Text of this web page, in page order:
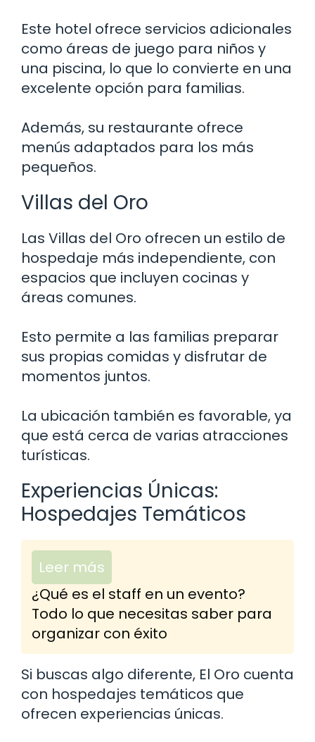
Este hotel ofrece servicios adicionales
como áreas de juego para niños y
una piscina, lo que lo convierte en una
excelente opción para familias.
Además, su restaurante ofrece
menús adaptados para los más
pequeños.
Villas del Oro
Las Villas del Oro ofrecen un estilo de
hospedaje más independiente, con
espacios que incluyen cocinas y
áreas comunes.
Esto permite a las familias preparar
sus propias comidas y disfrutar de
momentos juntos.
La ubicación también es favorable, ya
que está cerca de varias atracciones
turísticas.
Experiencias Únicas:
Hospedajes Temáticos
Leer más
¿Qué es el staff en un evento?
Todo lo que necesitas saber para
organizar con éxito
Si buscas algo diferente, El Oro cuenta
con hospedajes temáticos que
ofrecen experiencias únicas.